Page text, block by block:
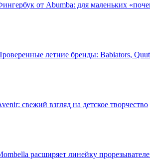
от Abumba: для маленьких
летние бренды: Babiators,
свежий взгляд на детское творчество
расширяет линейку